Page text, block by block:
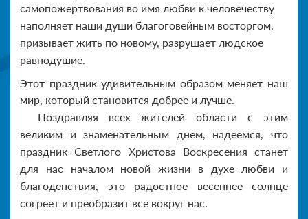
самопожертвования во имя любви к человечеству
наполняет наши души благоговейным восторгом,
призывает жить по новому, разрушает людское
равнодушие.
Этот праздник удивительным образом меняет наш
мир, который становится добрее и лучше.
Поздравляя всех жителей области с этим
великим и знаменательным днем, надеемся, что
праздник Светлого Христова Воскресения станет
для нас началом новой жизни в духе любви и
благоденствия, это радостное весеннее солнце
согреет и преобразит все вокруг нас.